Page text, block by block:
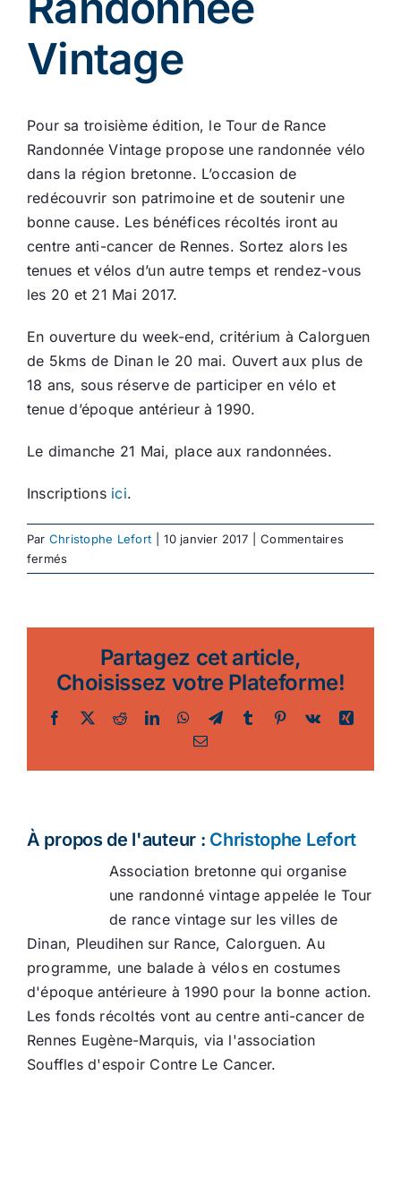
Vintage
Pour sa troisième édition, le Tour de Rance
Randonnée Vintage propose une randonnée vélo
dans la région bretonne. L’occasion de
redécouvrir son patrimoine et de soutenir une
bonne cause. Les bénéfices récoltés iront au
centre anti-cancer de Rennes. Sortez alors les
tenues et vélos d’un autre temps et rendez-vous
les 20 et 21 Mai 2017.
En ouverture du week-end, critérium à Calorguen
de 5kms de Dinan le 20 mai. Ouvert aux plus de
18 ans, sous réserve de participer en vélo et
tenue d’époque antérieur à 1990.
Le dimanche 21 Mai, place aux randonnées.
Inscriptions ici.
Par Christophe Lefort 10 janvier 2017
Commentaires
ferméssur
Tour
VintagePartagez cet article,
Choisissez votre Plateforme!
Facebook
TwitterRedditLinkedInWhatsApp
TelegramTumblr Pinterest
Vk
Xing
Email
À propos de l'auteur : Christophe Lefort
Association bretonne qui organise
une randonné vintage appelée le Tour
de rance vintage sur les villes de
Dinan, Pleudihen sur Rance, Calorguen. Au
programme, une balade à vélos en costumes
d'époque antérieure à 1990 pour la bonne action.
Les fonds récoltés vont au centre anti-cancer de
Rennes Eugène-Marquis, via l'association
Souffles d'espoir Contre Le Cancer.